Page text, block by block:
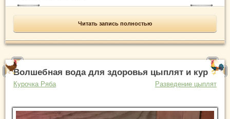
Читать запись полностью
Волшебная вода для здоровья цыплят и кур
Курочка Ряба Разведение цыплят